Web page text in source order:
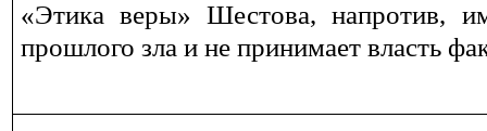
«Этика веры» Шестова, напротив,
прошлого зла и не принимает власть